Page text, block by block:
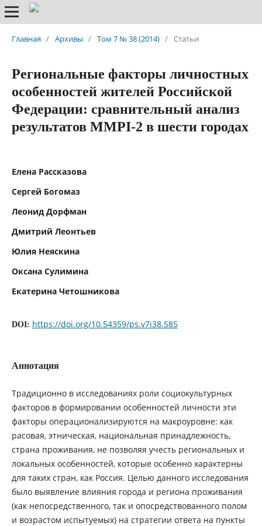
Главная / Архивы / Том 7 № 38 (2014) / Статьи
Региональные факторы личностных
особенностей жителей Российской
Федерации: сравнительный анализ
результатов MMPI-2 в шести городах
Елена Рассказова
Сергей Богомаз
Леонид Дорфман
Дмитрий Леонтьев
Юлия Неяскина
Оксана Сулимина
Екатерина Четошникова
DOI: https://doi.org/10.54359/ps.v7i38.585
Аннотация
Традиционно в исследованиях роли социокультурных
факторов в формировании особенностей личности эти
факторы операционализируются на макроуровне: как
расовая, этническая, национальная принадлежность,
страна проживания, не позволяя учесть региональных и
локальных особенностей, которые особенно характерны
для таких стран, как Россия. Целью данного исследования
было выявление влияния города и региона проживания
(как непосредственного, так и опосредствованного полом
и возрастом испытуемых) на стратегии ответа на пункты